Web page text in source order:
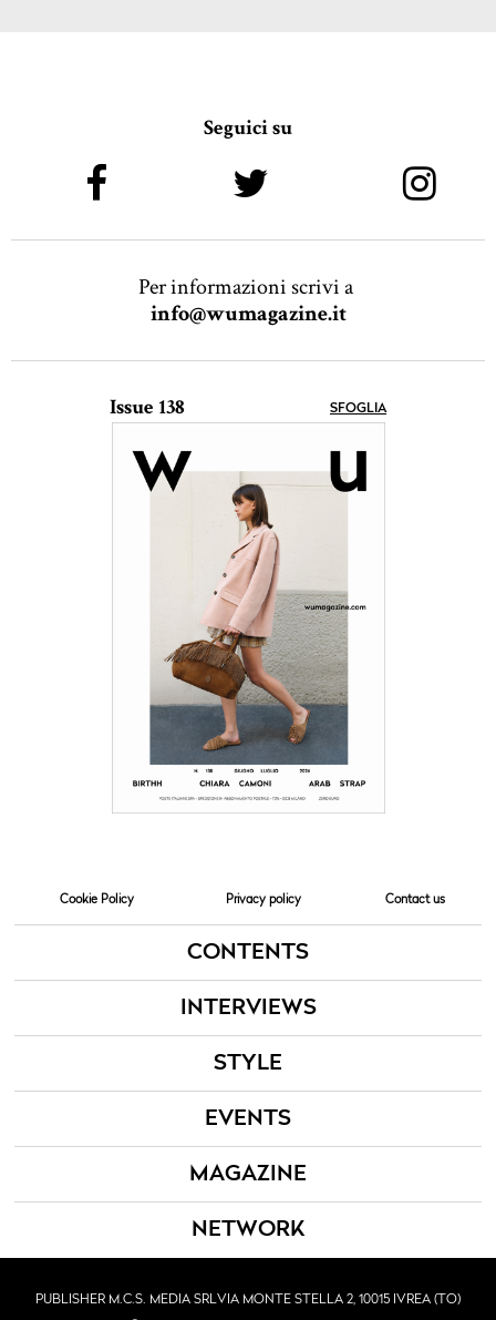
Seguici su
Per informazioni scrivi a
info@wumagazine.it
Issue 138 SFOGLIA
Cookie Policy Privacy policy Contact us
CONTENTS
INTERVIEWS
STYLE
EVENTS
MAGAZINE
NETWORK
PUBLISHER M.C.S. MEDIA SRL VIA MONTE STELLA 2, 10015 IVREA (TO)